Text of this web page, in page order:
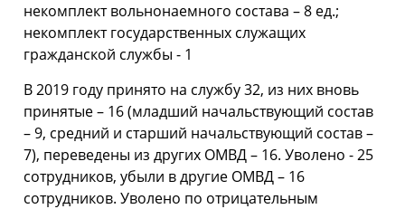
некомплект вольнонаемного состава – 8 ед.;
некомплект государственных служащих
гражданской службы - 1
В 2019 году принято на службу 32, из них вновь
принятые – 16 (младший начальствующий состав
– 9, средний и старший начальствующий состав –
7), переведены из других ОМВД – 16. Уволено - 25
сотрудников, убыли в другие ОМВД – 16
сотрудников. Уволено по отрицательным